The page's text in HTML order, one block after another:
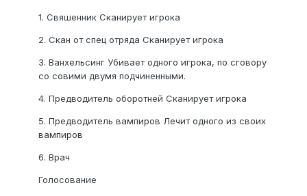
1. Свяшенник Сканирует игрока
2. Скан от спец отряда Сканирует игрока
3. Ванхельсинг Убивает одного игрока, по сговору
со совими двумя подчиненными.
4. Предводитель оборотней Сканирует игрока
5. Предводитель вампиров Лечит одного из своих
вампиров
6. Врач
Голосование